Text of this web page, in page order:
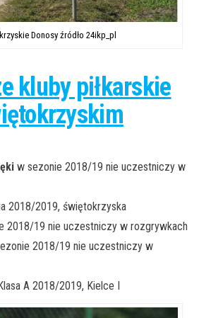
Donosy źródło 24ikp_pl
kluby piłkarskie
w sezonie 2018/19 nie uczestniczy w
2018/2019, świętokrzyska
2018/19 nie uczestniczy w rozgrywkach
2018/19 nie uczestniczy w
A 2018/2019, Kielce I